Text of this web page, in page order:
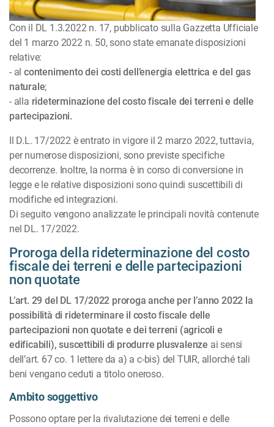
Con il DL 1.3.2022 n. 17, pubblicato sulla Gazzetta Ufficiale
del 1 marzo 2022 n. 50, sono state emanate disposizioni
relative:
- al contenimento dei costi dell’energia elettrica e del gas
naturale;
- alla rideterminazione del costo fiscale dei terreni e delle
partecipazioni.
Il D.L. 17/2022 è entrato in vigore il 2 marzo 2022, tuttavia,
per nu­­merose disposizioni, sono previste specifiche
decorrenze. Inoltre, la norma è in corso di conversione in
legge e le relative disposizioni sono quindi suscettibili di
modifiche ed integrazioni.
Di seguito vengono analizzate le principali novità contenute
nel DL. 17/2022.
Proroga della rideterminazione del costo
fiscale dei terreni e delle partecipazioni
non quotate
L’art. 29 del DL 17/2022 proroga anche per l’anno 2022 la
possibilità di rideterminare il costo fiscale delle
partecipazioni non quotate e dei terreni (agricoli e
edificabili), suscettibili di produrre plusvalenze ai sensi
dell’art. 67 co. 1 lettere da a) a c-bis) del TUIR, allorché tali
beni vengano ce­duti a titolo oneroso.
Ambito soggettivo
Possono optare per la rivalutazione dei terreni e delle